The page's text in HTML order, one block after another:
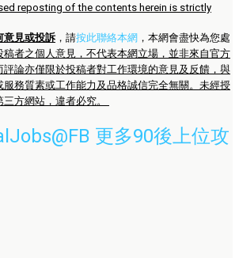
reposting of the contents herein is strictly
意見或投訴 ，請按此聯絡本網 ，本網會盡快為您處
稿者之個人意見，不代表本網立場，並非來自官方
論亦僅限於投稿者對工作環境的意見及反饋，與
務質素或工作能力及品格誠信完全無關。未經授
方網站，違者必究。
更多90後上位攻